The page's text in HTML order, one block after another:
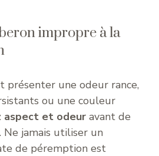
impropre à la
une odeur rance,
ou une couleur
aspect et odeur avant de
jamais utiliser un
de péremption est